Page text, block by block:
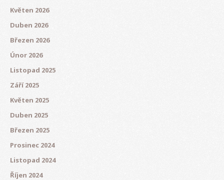
Květen 2026
Duben 2026
Březen 2026
Únor 2026
Listopad 2025
Září 2025
Květen 2025
Duben 2025
Březen 2025
Prosinec 2024
Listopad 2024
Říjen 2024